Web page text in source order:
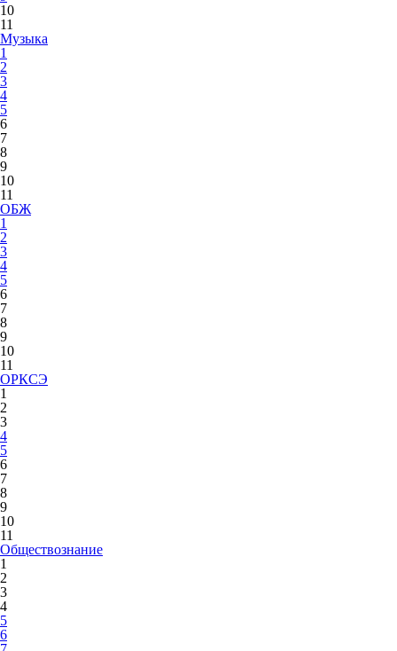
10
11
Музыка
1
2
3
4
5
6
7
8
9
10
11
ОБЖ
1
2
3
4
5
6
7
8
9
10
11
ОРКСЭ
1
2
3
4
5
6
7
8
9
10
11
Обществознание
1
2
3
4
5
6